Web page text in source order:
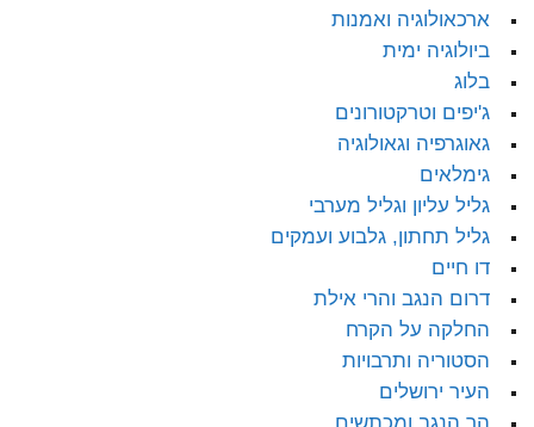
ארכאולוגיה ואמנות
ביולוגיה ימית
בלוג
ג'יפים וטרקטורונים
גאוגרפיה וגאולוגיה
גימלאים
גליל עליון וגליל מערבי
גליל תחתון, גלבוע ועמקים
דו חיים
דרום הנגב והרי אילת
החלקה על הקרח
הסטוריה ותרבויות
העיר ירושלים